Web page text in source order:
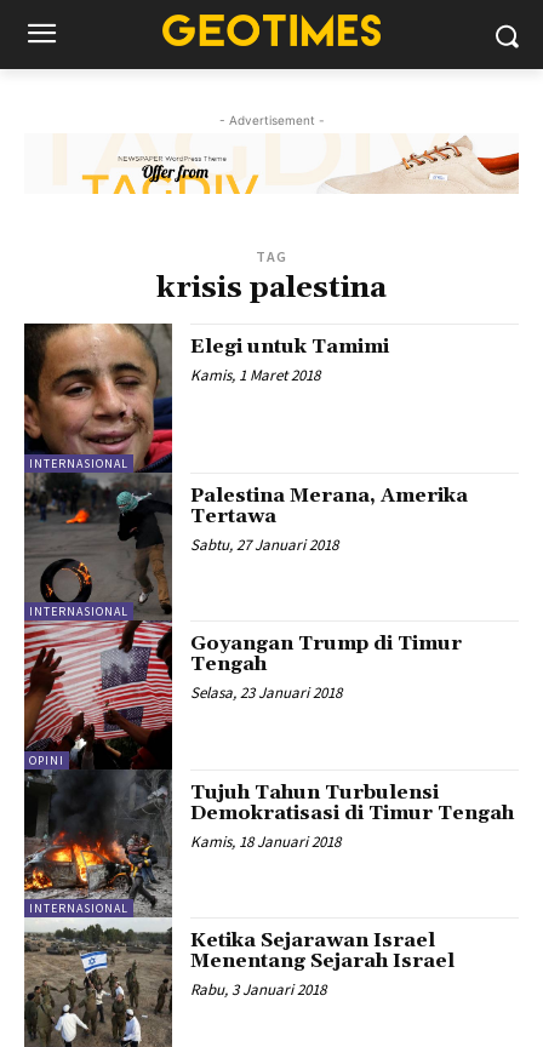
- Advertisement -
TAG
krisis palestina
INTERNASIONAL
Elegi untuk Tamimi
Kamis, 1 Maret 2018
INTERNASIONAL
Palestina Merana, Amerika
Tertawa
Sabtu, 27 Januari 2018
OPINI
Goyangan Trump di Timur
Tengah
Selasa, 23 Januari 2018
INTERNASIONAL
Tujuh Tahun Turbulensi
Demokratisasi di Timur Tengah
Kamis, 18 Januari 2018
Ketika Sejarawan Israel
Menentang Sejarah Israel
Rabu, 3 Januari 2018